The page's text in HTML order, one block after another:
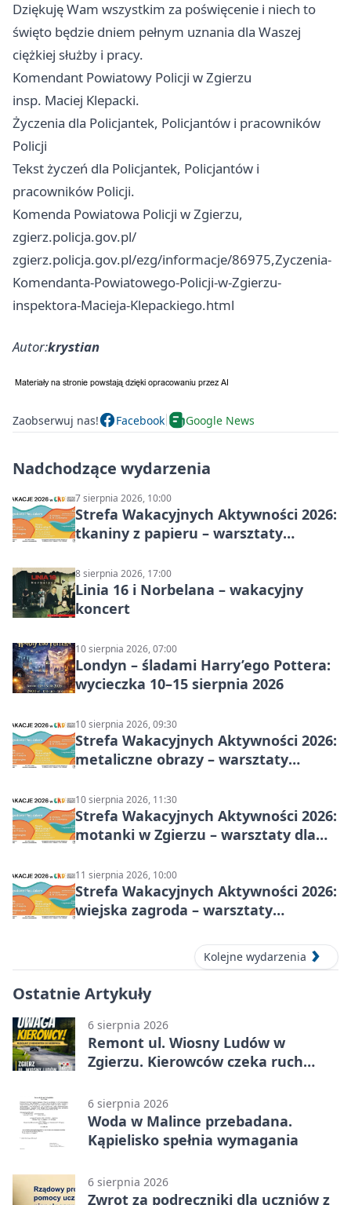
Dziękuję Wam wszystkim za poświęcenie i niech to
święto będzie dniem pełnym uznania dla Waszej
ciężkiej służby i pracy.
Komendant Powiatowy Policji w Zgierzu
insp. Maciej Klepacki.
Życzenia dla Policjantek, Policjantów i pracowników
Policji
Tekst życzeń dla Policjantek, Policjantów i
pracowników Policji.
Komenda Powiatowa Policji w Zgierzu,
zgierz.policja.gov.pl/
zgierz.policja.gov.pl/ezg/informacje/86975,Zyczenia-
Komendanta-Powiatowego-Policji-w-Zgierzu-
inspektora-Macieja-Klepackiego.html
Autor:krystian
Zaobserwuj nas! Facebook Google News
Nadchodzące wydarzenia
7 sierpnia 2026, 10:00
Strefa Wakacyjnych Aktywności 2026:
tkaniny z papieru – warsztaty
8 sierpnia 2026, 17:00
Linia 16 i Norbelana – wakacyjny
koncert
10 sierpnia 2026, 07:00
Londyn – śladami Harry’ego Pottera:
wycieczka 10–15 sierpnia 2026
10 sierpnia 2026, 09:30
Strefa Wakacyjnych Aktywności 2026:
metaliczne obrazy – warsztaty
10 sierpnia 2026, 11:30
Strefa Wakacyjnych Aktywności 2026:
motanki w Zgierzu – warsztaty dla
11 sierpnia 2026, 10:00
Strefa Wakacyjnych Aktywności 2026:
wiejska zagroda – warsztaty
Kolejne wydarzenia
Ostatnie Artykuły
6 sierpnia 2026
Remont ul. Wiosny Ludów w
Zgierzu. Kierowców czeka ruch
6 sierpnia 2026
Woda w Malince przebadana.
Kąpielisko spełnia wymagania
6 sierpnia 2026
Zwrot za podręczniki dla uczniów z